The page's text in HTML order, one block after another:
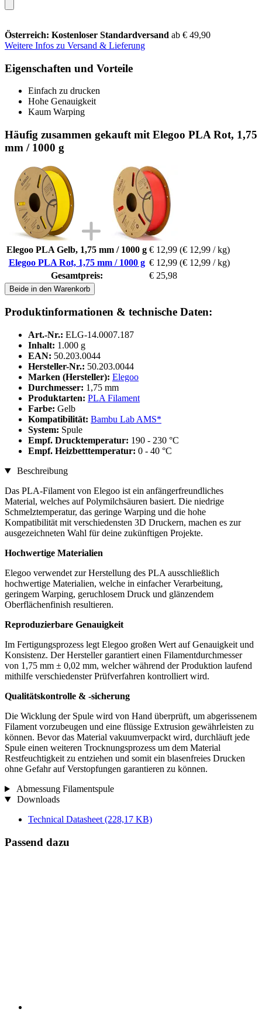
Österreich: Kostenloser Standardversand ab € 49,90
Weitere Infos zu Versand & Lieferung
Eigenschaften und Vorteile
Einfach zu drucken
Hohe Genauigkeit
Kaum Warping
Häufig zusammen gekauft mit Elegoo PLA Rot, 1,75
mm / 1000 g
Elegoo PLA Gelb, 1,75 mm / 1000 g € 12,99 (€ 12,99 / kg)
Elegoo PLA Rot, 1,75 mm / 1000 g € 12,99 (€ 12,99 / kg)
Gesamtpreis:
€ 25,98
Beide in den Warenkorb
Produktinformationen & technische Daten:
Art.-Nr.: ELG-14.0007.187
Inhalt: 1.000 g
EAN: 50.203.0044
Hersteller-Nr.: 50.203.0044
Marken (Hersteller): Elegoo
Durchmesser: 1,75 mm
Produktarten: PLA Filament
Farbe: Gelb
Kompatibilität: Bambu Lab AMS*
System: Spule
Empf. Drucktemperatur: 190 - 230 °C
Empf. Heizbetttemperatur: 0 - 40 °C
Beschreibung
Das PLA-Filament von Elegoo ist ein anfängerfreundliches
Material, welches auf Polymilchsäuren basiert. Die niedrige
Schmelztemperatur, das geringe Warping und die hohe
Kompatibilität mit verschiedensten 3D Druckern, machen es zur
ausgezeichneten Wahl für deine zukünftigen Projekte.
Hochwertige Materialien
Elegoo verwendet zur Herstellung des PLA ausschließlich
hochwertige Materialien, welche in einfacher Verarbeitung,
geringem Warping, geruchlosem Druck und glänzendem
Oberflächenfinish resultieren.
Reproduzierbare Genauigkeit
Im Fertigungsprozess legt Elegoo großen Wert auf Genauigkeit und
Konsistenz. Der Hersteller garantiert einen Filamentdurchmesser
von 1,75 mm ± 0,02 mm, welcher während der Produktion laufend
mithilfe verschiedenster Prüfverfahren kontrolliert wird.
Qualitätskontrolle & -sicherung
Die Wicklung der Spule wird von Hand überprüft, um abgerissenem
Filament vorzubeugen und eine flüssige Extrusion gewährleisten zu
können. Bevor das Material vakuumverpackt wird, durchläuft jede
Spule einen weiteren Trocknungsprozess um dem Material
Restfeuchtigkeit zu entziehen und somit ein blasenfreies Drucken
ohne Gefahr auf Verstopfungen garantieren zu können.
Abmessung Filamentspule
Downloads
Technical Datasheet (228,17 KB)
Passend dazu